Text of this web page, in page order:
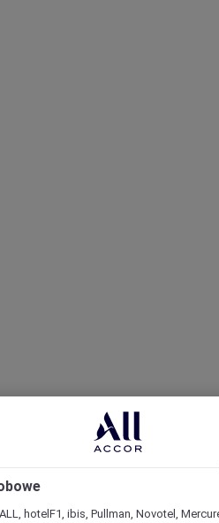
hotelF1, ibis, Pullman, Novotel,